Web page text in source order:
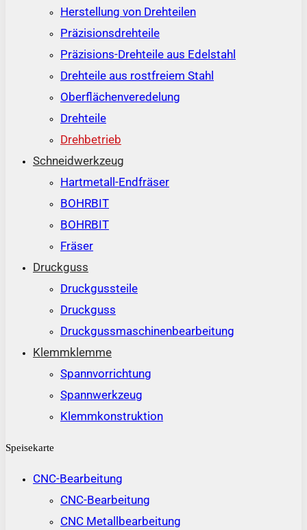
Herstellung von Drehteilen
Präzisionsdrehteile
Präzisions-Drehteile aus Edelstahl
Drehteile aus rostfreiem Stahl
Oberflächenveredelung
Drehteile
Drehbetrieb
Schneidwerkzeug
Hartmetall-Endfräser
BOHRBIT
BOHRBIT
Fräser
Druckguss
Druckgussteile
Druckguss
Druckgussmaschinenbearbeitung
Klemmklemme
Spannvorrichtung
Spannwerkzeug
Klemmkonstruktion
Speisekarte
CNC-Bearbeitung
CNC-Bearbeitung
CNC Metallbearbeitung